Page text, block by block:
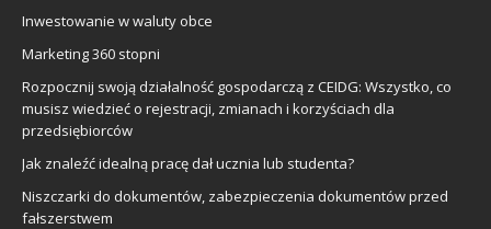
Inwestowanie w waluty obce
Marketing 360 stopni
Rozpocznij swoją działalność gospodarczą z CEIDG: Wszystko, co
musisz wiedzieć o rejestracji, zmianach i korzyściach dla
przedsiębiorców
Jak znaleźć idealną pracę dał ucznia lub studenta?
Niszczarki do dokumentów, zabezpieczenia dokumentów przed
fałszerstwem